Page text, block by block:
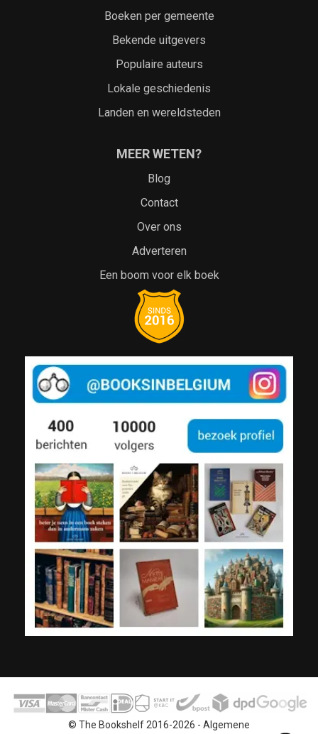
Boeken per gemeente
Bekende uitgevers
Populaire auteurs
Lokale geschiedenis
Landen en wereldsteden
MEER WETEN?
Blog
Contact
Over ons
Adverteren
Een boom voor elk boek
© The Bookshelf 2016-2026 - Algemene